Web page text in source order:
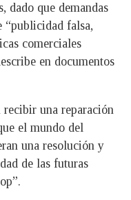
dado que demandas
“publicidad falsa,
comerciales
en documentos
recibir una reparación
el mundo del
una resolución y
de las futuras